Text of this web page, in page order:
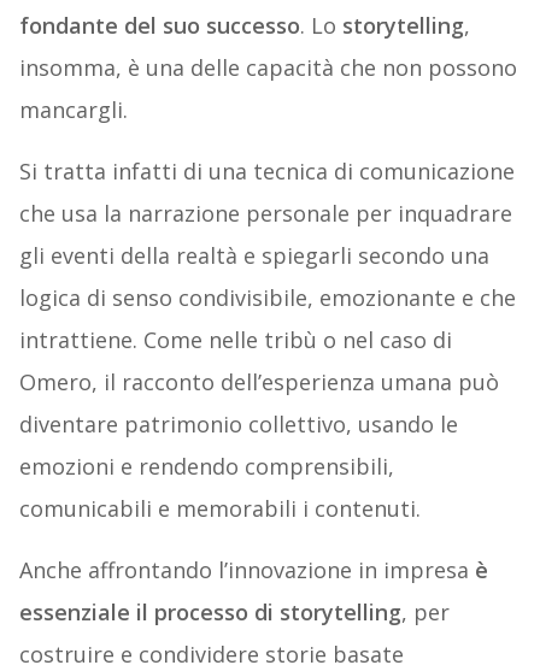
fondante del suo successo. Lo storytelling,
insomma, è una delle capacità che non possono
mancargli.
Si tratta infatti di una tecnica di comunicazione
che usa la narrazione personale per inquadrare
gli eventi della realtà e spiegarli secondo una
logica di senso condivisibile, emozionante e che
intrattiene. Come nelle tribù o nel caso di
Omero, il racconto dell’esperienza umana può
diventare patrimonio collettivo, usando le
emozioni e rendendo comprensibili,
comunicabili e memorabili i contenuti.
Anche affrontando l’innovazione in impresa è
essenziale il processo di storytelling, per
costruire e condividere storie basate